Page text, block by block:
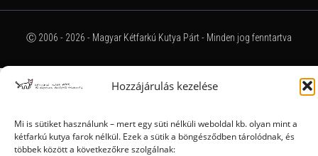
Hozzájárulás kezelése
Mi is sütiket használunk – mert egy süti nélküli weboldal kb. olyan mint a
kétfarkú kutya farok nélkül. Ezek a sütik a böngésződben tárolódnak, és
többek között a következőkre szolgálnak:
Ⓒ 2006 - 2026 - Magyar Kétfarkú Kutya Párt - Minden jog fenntartva